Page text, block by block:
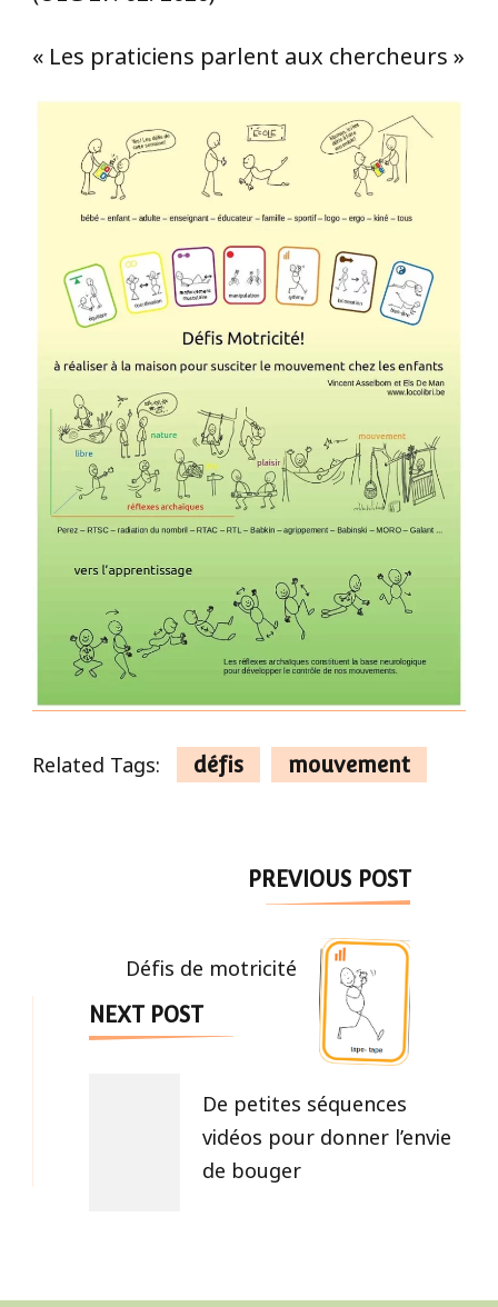
« Les praticiens parlent aux chercheurs »
Related Tags: défis mouvement
Post
Navigation
PREVIOUS POST
Défis de motricité
NEXT POST
De petites séquences
vidéos pour donner l’envie
de bouger